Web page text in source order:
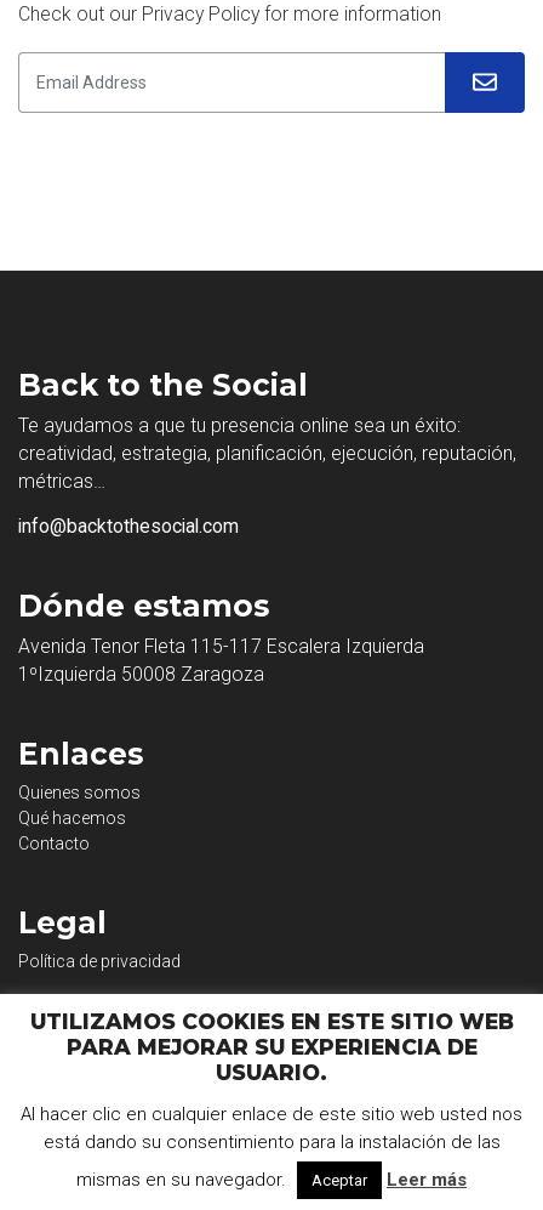
Check out our Privacy Policy for more information
Back to the Social
Te ayudamos a que tu presencia online sea un éxito:
creatividad, estrategia, planificación, ejecución, reputación,
métricas…
info@backtothesocial.com
Dónde estamos
Avenida Tenor Fleta 115-117 Escalera Izquierda
1ºIzquierda 50008 Zaragoza
Enlaces
Quienes somos
Qué hacemos
Contacto
Legal
Política de privacidad
Back to the Social .com.
UTILIZAMOS COOKIES EN ESTE SITIO WEB
PARA MEJORAR SU EXPERIENCIA DE
USUARIO.
Al hacer clic en cualquier enlace de este sitio web usted nos
está dando su consentimiento para la instalación de las
mismas en su navegador.
Aceptar Leer más